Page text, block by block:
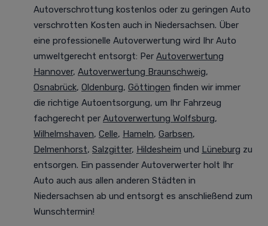
Autoverschrottung kostenlos oder zu geringen Auto
verschrotten Kosten auch in Niedersachsen. Über
eine professionelle Autoverwertung wird Ihr Auto
umweltgerecht entsorgt: Per Autoverwertung
Hannover, Autoverwertung Braunschweig,
Osnabrück, Oldenburg, Göttingen finden wir immer
die richtige Autoentsorgung, um Ihr Fahrzeug
fachgerecht per Autoverwertung Wolfsburg,
Wilhelmshaven, Celle, Hameln, Garbsen,
Delmenhorst, Salzgitter, Hildesheim und Lüneburg zu
entsorgen. Ein passender Autoverwerter holt Ihr
Auto auch aus allen anderen Städten in
Niedersachsen ab und entsorgt es anschließend zum
Wunschtermin!